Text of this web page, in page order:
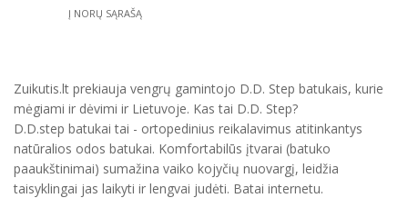
Į NORŲ SĄRAŠĄ
Zuikutis.lt prekiauja vengrų gamintojo D.D. Step batukais, kurie
mėgiami ir dėvimi ir Lietuvoje. Kas tai D.D. Step?
D.D.step batukai tai - ortopedinius reikalavimus atitinkantys
natūralios odos batukai. Komfortabilūs įtvarai (batuko
paaukštinimai) sumažina vaiko kojyčių nuovargį, leidžia
taisyklingai jas laikyti ir lengvai judėti. Batai internetu.